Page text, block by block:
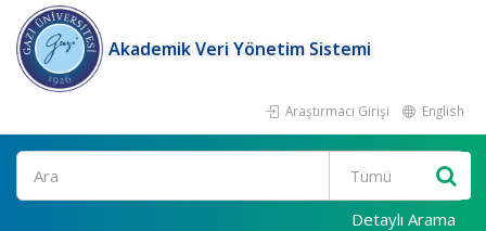
Akademik Veri Yönetim Sistemi
Araştırmacı Girişi English
Ara
Detaylı Arama